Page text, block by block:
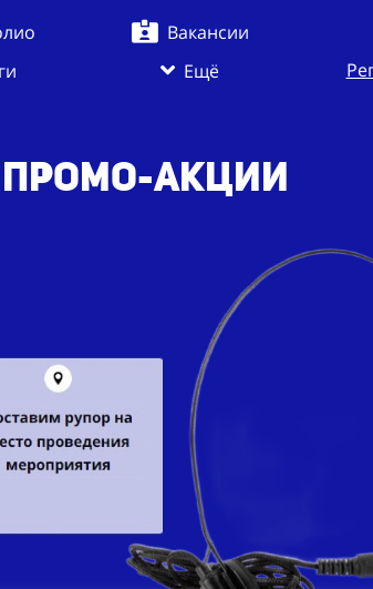
Вакансии
Ещё
промо-акции